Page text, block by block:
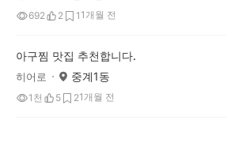
692 2 1 1개월 전
아구찜 맛집 추천합니다.
히어로 중계1동
1천 5 21개월 전